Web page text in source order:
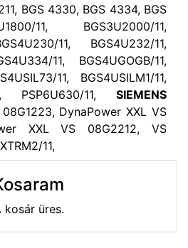
BGS 4330, BGS 4334, BGS
11, BGS3U2000/11,
11, BGS4U232/11,
11, BGS4UGOGB/11,
11, BGS4USILM1/11,
PSP6U630/11, SIEMENS
DynaPower XXL VS
XXL VS 08G2212, VS
11,
kosár üres.